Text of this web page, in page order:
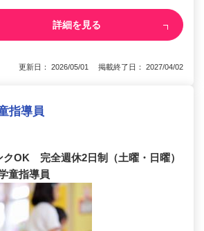
詳細を見る
更新日： 2026/05/01 掲載終了日： 2027/04/02
指導員
OK 完全週休2日制（土曜・日曜）
童指導員